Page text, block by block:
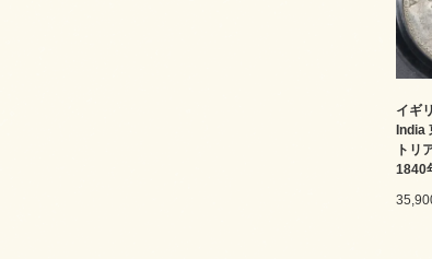
イギ
India
トリ
1840